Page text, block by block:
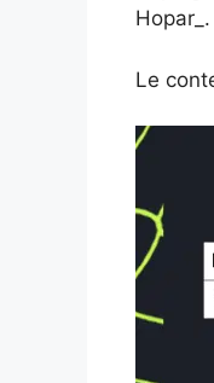
Hopar_.
Le